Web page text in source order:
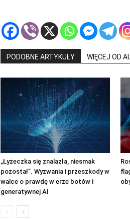
PODOBNE ARTYKUŁY WIĘCEJ OD
„Łyżeczka się znalazła, niesmak
pozostał”. Wyzwania i przeszkody w
walce o prawdę w erze botów i
generatywnej AI